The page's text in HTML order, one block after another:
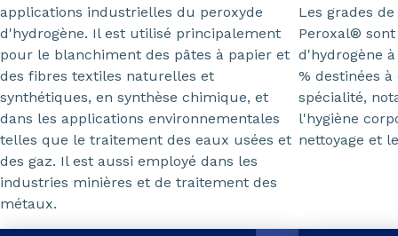
applications industrielles du peroxyde
d'hydrogène. Il est utilisé principalement
pour le blanchiment des pâtes à papier et
des fibres textiles naturelles et
synthétiques, en synthèse chimique, et
dans les applications environnementales
telles que le traitement des eaux usées et
des gaz. Il est aussi employé dans les
industries minières et de traitement des
métaux.
Les grades
Peroxal®
d'hydrogène
% destinées
spécialité,
l'hygiène
nettoyage et